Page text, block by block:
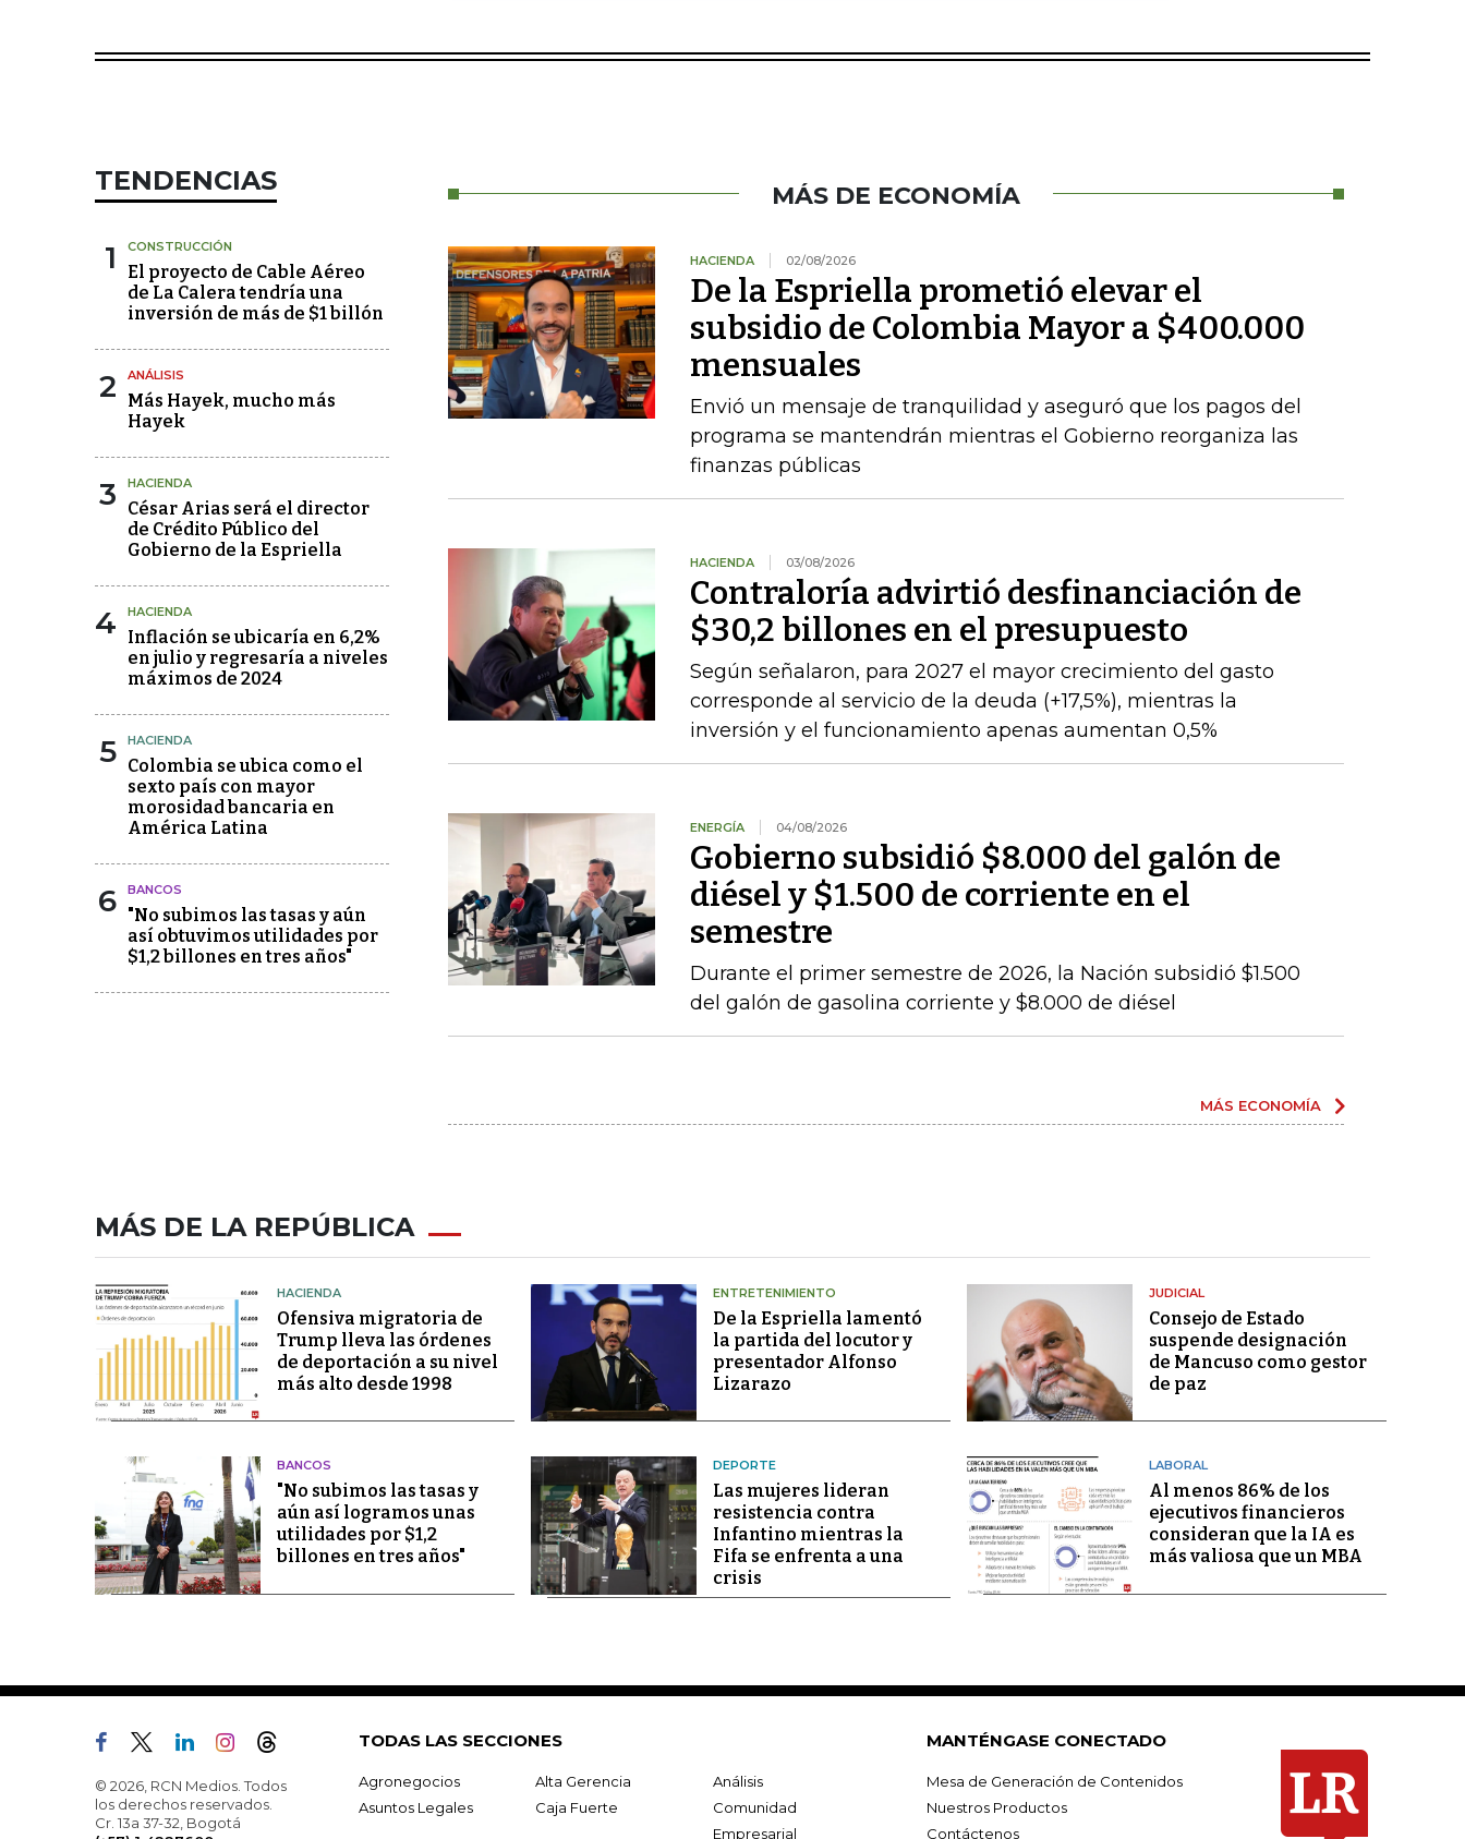
TENDENCIAS
1 CONSTRUCCIÓN
El proyecto de Cable Aéreo
de La Calera tendría una
inversión de más de $1 billón
2 ANÁLISIS
Más Hayek, mucho más
Hayek
3 HACIENDA
César Arias será el director
de Crédito Público del
Gobierno de la Espriella
4 HACIENDA
Inflación se ubicaría en 6,2%
en julio y regresaría a niveles
máximos de 2024
5 HACIENDA
Colombia se ubica como el
sexto país con mayor
morosidad bancaria en
América Latina
6 BANCOS
"No subimos las tasas y aún
así obtuvimos utilidades por
$1,2 billones en tres años"
MÁS DE ECONOMÍA
HACIENDA 02/08/2026
De la Espriella prometió elevar el
subsidio de Colombia Mayor a $400.000
mensuales
Envió un mensaje de tranquilidad y aseguró que los pagos del
programa se mantendrán mientras el Gobierno reorganiza las
finanzas públicas
HACIENDA 03/08/2026
Contraloría advirtió desfinanciación de
$30,2 billones en el presupuesto
Según señalaron, para 2027 el mayor crecimiento del gasto
corresponde al servicio de la deuda (+17,5%), mientras la
inversión y el funcionamiento apenas aumentan 0,5%
ENERGÍA 04/08/2026
Gobierno subsidió $8.000 del galón de
diésel y $1.500 de corriente en el
semestre
Durante el primer semestre de 2026, la Nación subsidió $1.500
del galón de gasolina corriente y $8.000 de diésel
MÁS ECONOMÍA
MÁS DE LA REPÚBLICA
HACIENDA
Ofensiva migratoria de
Trump lleva las órdenes
de deportación a su nivel
más alto desde 1998
ENTRETENIMIENTO
De la Espriella lamentó
la partida del locutor y
presentador Alfonso
Lizarazo
JUDICIAL
Consejo de Estado
suspende designación
de Mancuso como gestor
de paz
BANCOS
"No subimos las tasas y
aún así logramos unas
utilidades por $1,2
billones en tres años"
DEPORTE
Las mujeres lideran
resistencia contra
Infantino mientras la
Fifa se enfrenta a una
crisis
LABORAL
Al menos 86% de los
ejecutivos financieros
consideran que la IA es
más valiosa que un MBA
© 2026, RCN Medios. Todos
los derechos reservados.
Cr. 13a 37-32, Bogotá
TODAS LAS SECCIONES
Agronegocios Alta Gerencia
Análisis
Asuntos Legales
Caja Fuerte
Comunidad
Empresarial
MANTÉNGASE CONECTADO
Mesa de Generación de Contenidos
Nuestros Productos
Contáctenos